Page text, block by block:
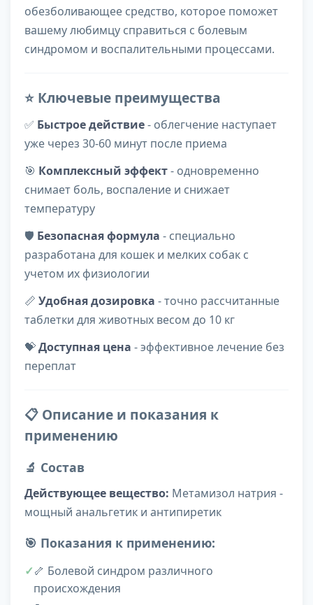
обезболивающее средство, которое поможет
вашему любимцу справиться с болевым
синдромом и воспалительными процессами.
⭐ Ключевые преимущества
✅ Быстрое действие- облегчение наступает
уже через 30-60 минут после приема
🎯 Комплексный эффект- одновременно
снимает боль, воспаление и снижает
температуру
🛡️ Безопасная формула - специально
разработана для кошек и мелких собак с
учетом их физиологии
📏 Удобная дозировка - точно рассчитанные
таблетки для животных весом до 10 кг
💝Доступная цена - эффективное лечение без
переплат
📋 Описание и показания к
применению
🔬 Состав
Действующее вещество: Метамизол натрия -
мощный анальгетик и антипиретик
🎯 Показания к применению:
🦴 Болевой синдром различного
происхождения